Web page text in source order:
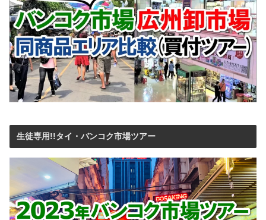
生徒専用!!タイ・バンコク市場ツアー